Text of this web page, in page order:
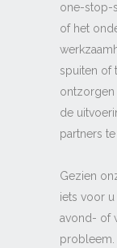
one-stop-
of het
spuiten of
ontzorgen
de
partners
Gezien
iets voor
avond- of